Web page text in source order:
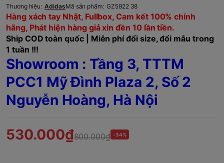
Thương hiệu: AdidasMã sản phẩm: GZ5922 38
Hàng xách tay Nhật, Fullbox, Cam kết 100% chính
hãng, Phát hiện hàng giả xin đền 10 lần tiền.
Ship COD toàn quốc | Miễn phí đổi size, đổi mẫu trong
1 tuần !!!
Showroom : Tầng 3, TTTM
PCC1 Mỹ Đình Plaza 2, Số 2
Nguyễn Hoàng, Hà Nội
530.000₫800.000₫ -34%